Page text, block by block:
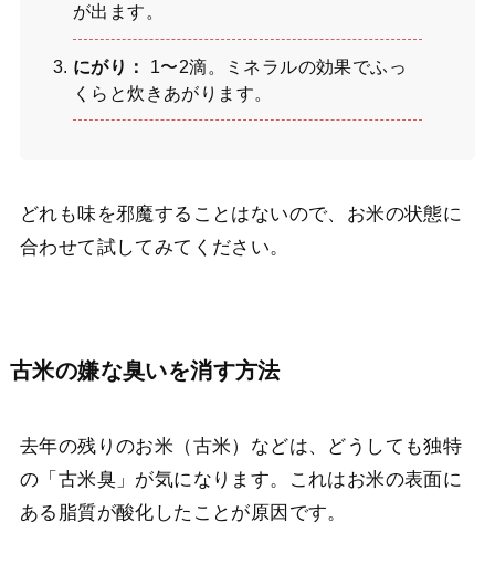
が出ます。
にがり：
1〜2滴。ミネラルの効果でふっ
くらと炊きあがります。
どれも味を邪魔することはないので、お米の状態に
合わせて試してみてください。
古米の嫌な臭いを消す方法
去年の残りのお米（古米）などは、どうしても独特
の「古米臭」が気になります。これはお米の表面に
ある脂質が酸化したことが原因です。